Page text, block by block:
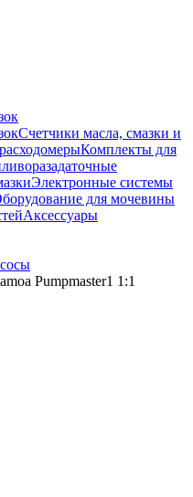
Счетчики масла, смазки и
Комплекты для
Электронные системы
для мочевины
Аксессуары
Pumpmaster1 1:1